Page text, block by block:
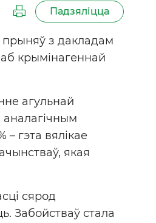
Падзяліцца
прыняў з дакладам
крымінагеннай
агульнай
аналагічным
гэта вялікае
якая
сярод
Забойстваў стала